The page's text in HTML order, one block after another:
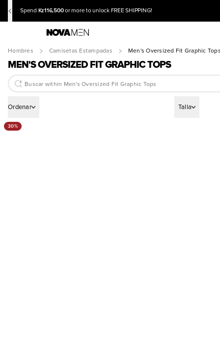
Spend Kz116,500 or more to unlock FREE SHIPPING!
Hombres Camisetas Estampadas Men's Oversized Fit Graphic
MEN'S OVERSIZED FIT GRAPHIC TOPS
Ordenar Talla
30%